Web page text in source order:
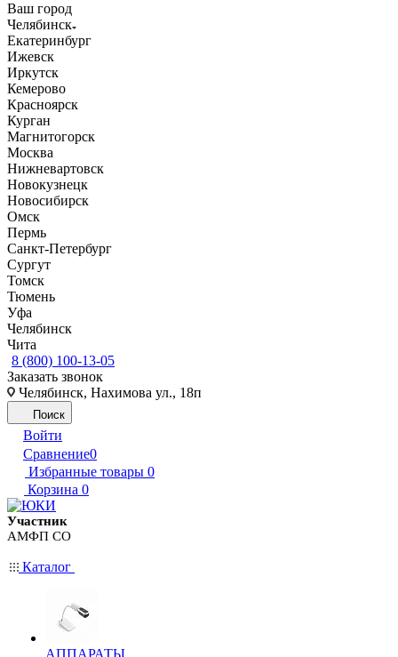
Ваш город
Челябинск
Екатеринбург
Ижевск
Иркутск
Кемерово
Красноярск
Курган
Магнитогорск
Москва
Нижневартовск
Новокузнецк
Новосибирск
Омск
Пермь
Санкт-Петербург
Сургут
Томск
Тюмень
Уфа
Челябинск
Чита
8 (800) 100-13-05
Заказать звонок
Челябинск, Нахимова ул., 18п
Поиск
Войти
Сравнение0
Избранные товары 0
Корзина 0
Участник
АМФП СО
Каталог
АППАРАТЫ